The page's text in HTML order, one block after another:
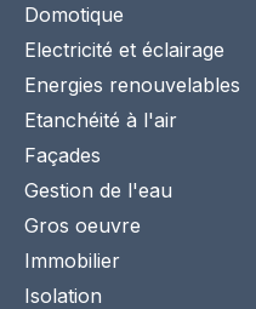
Domotique
Electricité et éclairage
Energies renouvelables
Etanchéité à l'air
Façades
Gestion de l'eau
Gros oeuvre
Immobilier
Isolation